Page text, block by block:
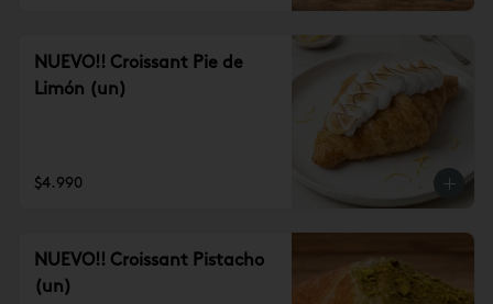
NUEVO!! Croissant Pie de
Limón (un)
$4.990
NUEVO!! Croissant Pistacho
(un)